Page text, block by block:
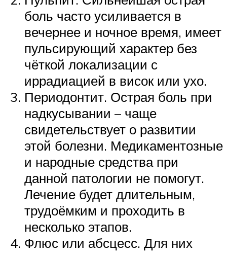
боль часто усиливается в
вечернее и ночное время, имеет
пульсирующий характер без
чёткой локализации с
иррадиацией в висок или ухо.
Периодонтит. Острая боль при
надкусывании – чаще
свидетельствует о развитии
этой болезни. Медикаментозные
и народные средства при
данной патологии не помогут.
Лечение будет длительным,
трудоёмким и проходить в
несколько этапов.
Флюс или абсцесс. Для них